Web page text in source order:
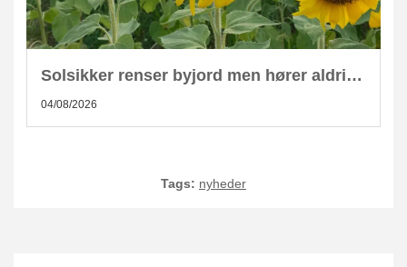
Solsikker renser byjord men hører aldrig hjemme i kompost
04/08/2026
Tags: nyheder